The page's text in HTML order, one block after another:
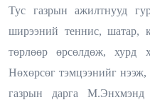
Тус газрын ажилтнууд
ширээний теннис, шатар,
төрлөөр өрсөлдөж, хурд
Нөхөрсөг тэмцээнийг нээж,
газрын дарга